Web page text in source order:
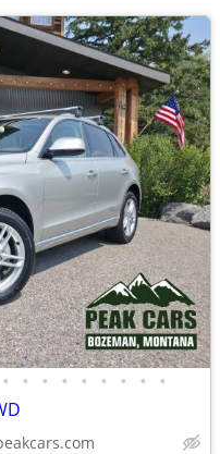
• • • • • • • • •